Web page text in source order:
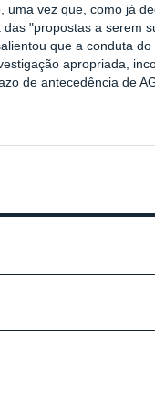
uma vez que, como já
"propostas a serem
que a conduta
apropriada,
de antecedência de